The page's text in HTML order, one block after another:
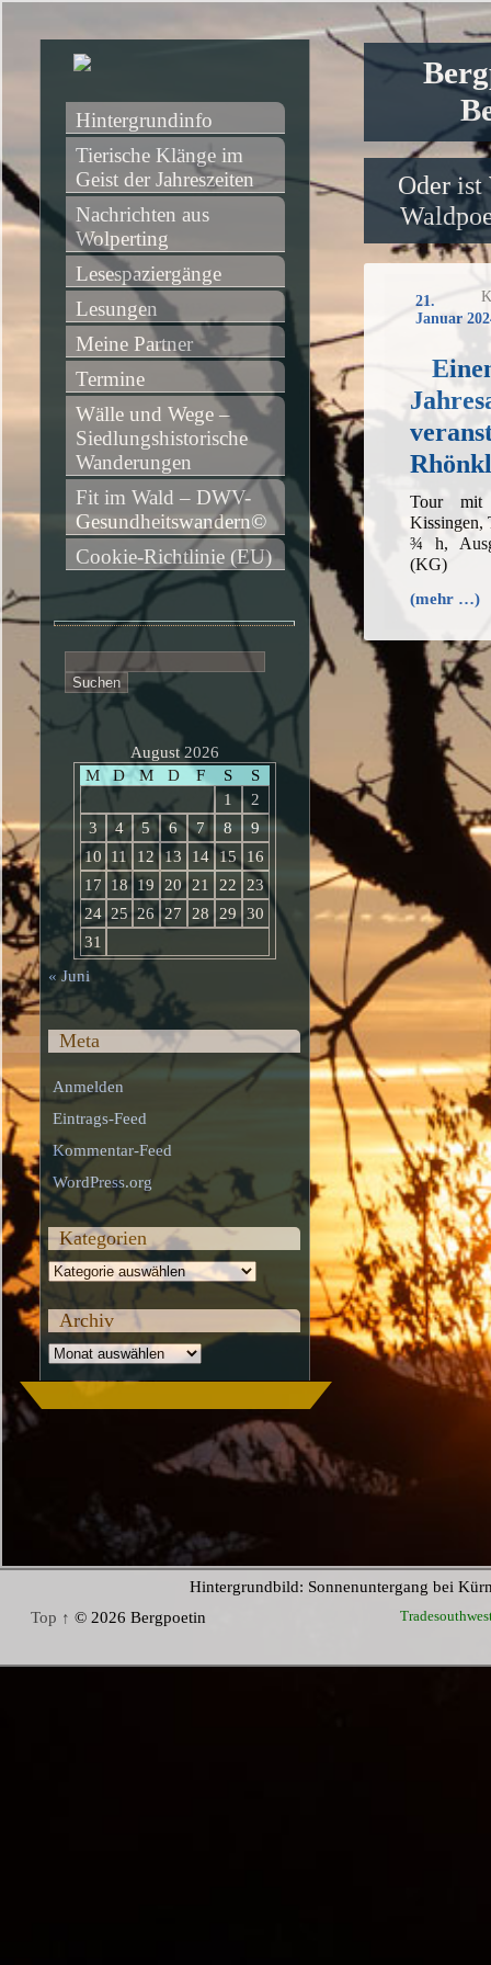
Oder ist
21.
Januar
Tour mit
Kissingen,
¾ h,
(KG)
(mehr …)
Hintergrundinfo
Tierische Klänge im
Geist der Jahreszeiten
Nachrichten aus
Wolperting
Lesespaziergänge
Lesungen
Meine Partner
Termine
Wälle und Wege –
Siedlungshistorische
Wanderungen
Fit im Wald – DWV-
Gesundheitswandern©
Cookie-Richtlinie (EU)
nach:
August 2026
M
D M D F S
S
1
2
3
4 5 6 7 8
9
10
11 12 13 14 15
16
17
18 19 20 21 22
23
24 25 26 27 28 29
30
31
« Juni
Meta
Anmelden
Eintrags-Feed
Kommentar-Feed
WordPress.org
Kategorien
Kategorien
Archiv
Archiv
Hintergrundbild: Sonnenuntergang bei
Top ↑ © 2026 Bergpoetin